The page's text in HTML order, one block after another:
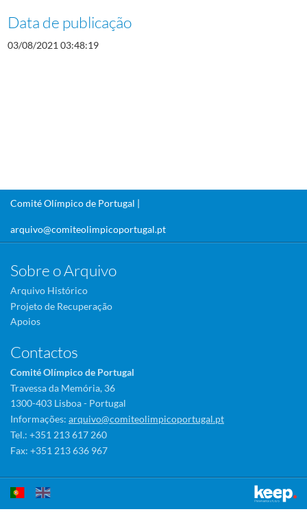
Data de publicação
03/08/2021 03:48:19
Comité Olímpico de Portugal |
arquivo@comiteolimpicoportugal.pt
Sobre o Arquivo
Arquivo Histórico
Projeto de Recuperação
Apoios
Contactos
Comité Olímpico de Portugal
Travessa da Memória, 36
1300-403 Lisboa - Portugal
Informações: arquivo@comiteolimpicoportugal.pt
Tel.: +351 213 617 260
Fax: +351 213 636 967